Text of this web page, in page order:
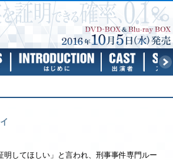
テレビ：日曜劇場『99.9－刑事専門弁
ージお知らせ はじめに 出演
明してほしい」と言われ、刑事事件専門ルー